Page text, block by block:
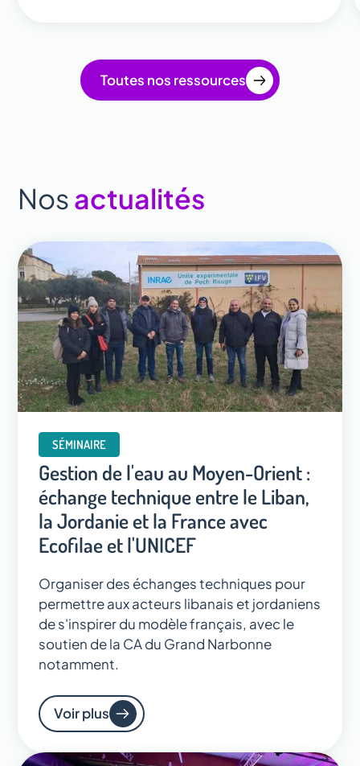
Toutes nos ressources
Nosactualités
SÉMINAIRE
Gestion de l'eau au Moyen-Orient :
échange technique entre le Liban,
la Jordanie et la France avec
Ecofilae et l'UNICEF
Organiser des échanges techniques pour
permettre aux acteurs libanais et jordaniens
de s'inspirer du modèle français, avec le
soutien de la CA du Grand Narbonne
notamment.
Voir plus